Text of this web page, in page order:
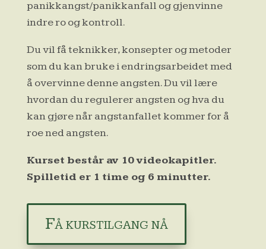
panikkangst/panikkanfall og gjenvinne
indre ro og kontroll.
Du vil få teknikker, konsepter og metoder
som du kan bruke i endringsarbeidet med
å overvinne denne angsten. Du vil lære
hvordan du regulerer angsten og hva du
kan gjøre når angstanfallet kommer for å
roe ned angsten.
Kurset består av 10 videokapitler.
Spilletid er 1 time og 6 minutter.
Få kurstilgang nå